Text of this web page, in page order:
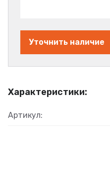
Характеристики:
Артикул:
Уточнить наличие